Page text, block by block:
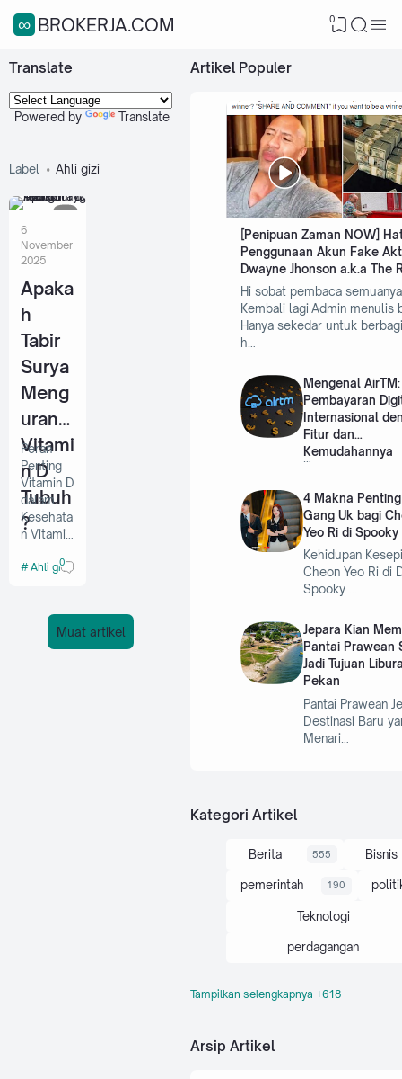
∞BROKERJA.COM 0
Translate
Powered by Translate
Label Ahli gizi
6
November
2025
Apaka
h
Tabir
Surya
Meng
urangi
Vitami
n D
Tubuh
?
Peran
Penting
Vitamin D
dalam
Kesehata
n Vitamin
memiliki
sangat
penting
dalam
Ahli gizi
0
Muat artikel
Artikel Populer
[Penipuan Zaman NOW]
Penggunaan Akun Fake
Dwayne Jhonson a.k.a The
Hi sobat pembaca
Kembali lagi Admin menulis
Hanya sekedar untuk
h…
Mengenal AirTM:
Pembayaran
Internasional
Fitur dan
Kemudahannya
…
4 Makna
Gang Uk bagi
Yeo Ri di Spooky
Kehidupan
Cheon Yeo Ri di
Spooky …
Jepara Kian
Pantai Prawean
Jadi Tujuan
Pekan
Pantai Prawean
Destinasi Baru
Menari…
Kategori Artikel
Berita 555 Bisnis
pemerintah 190
Teknologi
perdagangan
Artikel 103
Tampilkan selengkapnya +618
Arsip Artikel